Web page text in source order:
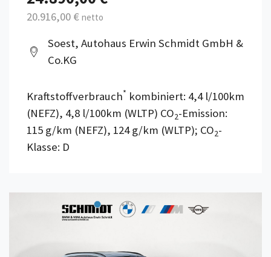
20.916,00 € netto
Soest, Autohaus Erwin Schmidt GmbH &
Co.KG
Kraftstoffverbrauch* kombiniert: 4,4 l/100km
(NEFZ), 4,8 l/100km (WLTP) CO2-Emission:
115 g/km (NEFZ), 124 g/km (WLTP); CO2-
Klasse: D